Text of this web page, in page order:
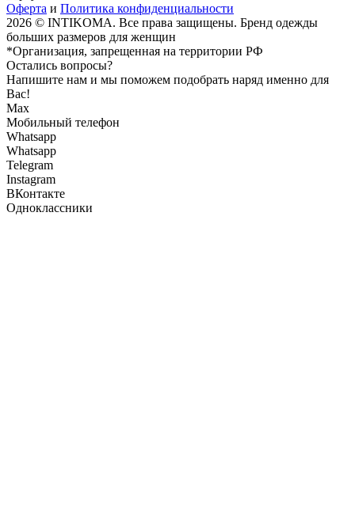
Оферта и Политика конфиденциальности
2026 © INTIKOMA. Все права защищены. Бренд одежды
больших размеров для женщин
*Организация, запрещенная на территории РФ
Остались вопросы?
Напишите нам и мы поможем подобрать наряд именно для
Вас!
Max
Мобильный телефон
Whatsapp
Whatsapp
Telegram
Instagram
ВКонтакте
Одноклассники